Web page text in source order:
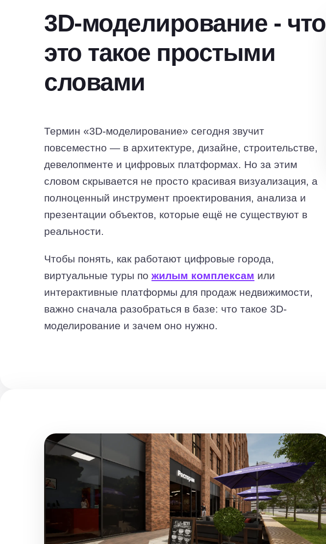
3D-моделирование - что
это такое простыми
словами
Термин «3D-моделирование» сегодня звучит
повсеместно — в архитектуре, дизайне, строительстве,
девелопменте и цифровых платформах. Но за этим
словом скрывается не просто красивая визуализация, а
полноценный инструмент проектирования, анализа и
презентации объектов, которые ещё не существуют в
реальности.
Чтобы понять, как работают цифровые города,
виртуальные туры по жилым комплексам или
интерактивные платформы для продаж недвижимости,
важно сначала разобраться в базе: что такое 3D-
моделирование и зачем оно нужно.